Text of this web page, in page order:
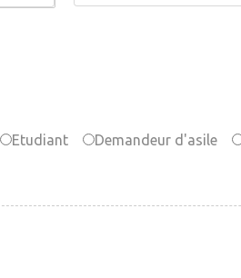
Etudiant Demandeur d'asile